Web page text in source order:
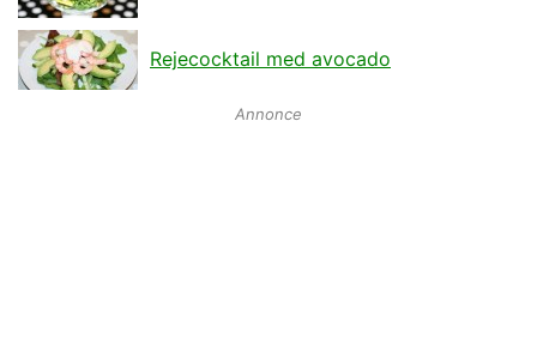
Rejecocktail med avocado
Annonce